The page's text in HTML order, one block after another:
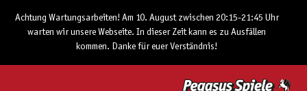
Achtung Wartungsarbeiten! Am 10. August zwischen 20:15-21:45 Uhr
warten wir unsere Webseite. In dieser Zeit kann es zu Ausfällen
kommen. Danke für euer Verständnis!